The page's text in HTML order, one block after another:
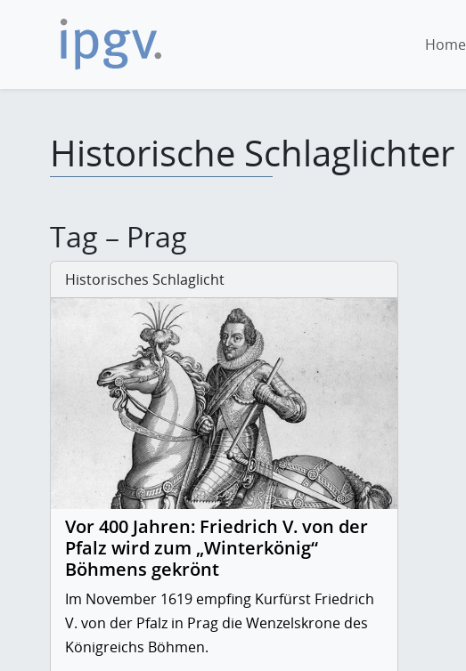
Home
Historische Schlaglichter
Tag – Prag
Historisches Schlaglicht
Vor 400 Jahren: Friedrich V. von der
Pfalz wird zum „Winterkönig“
Böhmens gekrönt
Im November 1619 empfing Kurfürst Friedrich
V. von der Pfalz in Prag die Wenzelskrone des
Königreichs Böhmen.